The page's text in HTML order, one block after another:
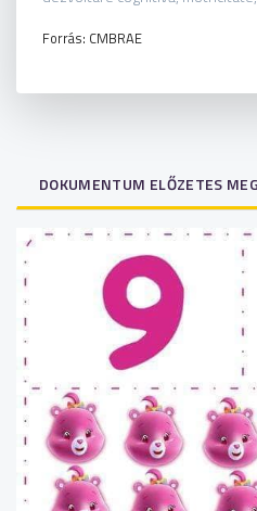
Forrás: CMBRAE
DOKUMENTUM ELŐZETES